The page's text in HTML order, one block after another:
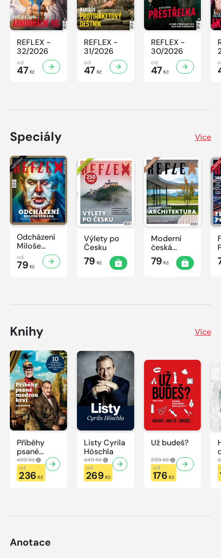
REFLEX -
32/2026
od
47 Kč
REFLEX -
31/2026
od
47 Kč
REFLEX -
30/2026
od
47Kč
Speciály Více
Odcházení
Miloše
Zemana
od
79 Kč
Výlety po
Česku
79 Kč
Moderní
česká
architektura
79 Kč
Knihy Více
Příběhy
psané
modrou
krví
499 Kč
od
236 Kč
Listy Cyrila
Höschla
449 Kč
od
269 Kč
Už budeš?
399 Kč
od
176 Kč
Anotace